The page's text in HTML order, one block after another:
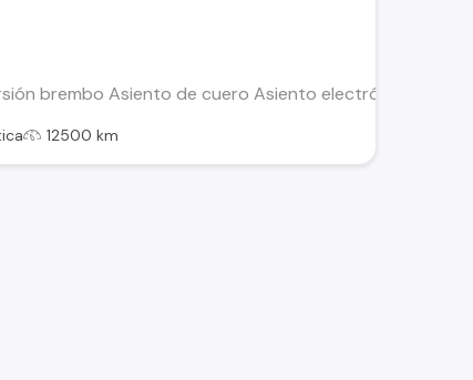
brembo Asiento de cuero Asiento electrónico
12500 km